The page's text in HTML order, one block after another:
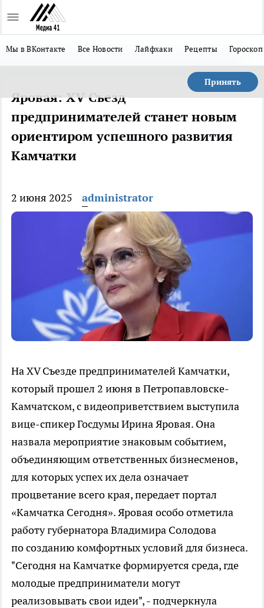
Мы в ВКонтакте Все Новости Лайфхаки Рецепты Гороскоп
Принять
Яровая: XV Съезд
предпринимателей станет новым
ориентиром успешного развития
Камчатки
2 июня 2025 administrator
На XV Съезде предпринимателей Камчатки,
который прошел 2 июня в Петропавловске-
Камчатском, с видеоприветствием выступила
вице-спикер Госдумы Ирина Яровая. Она
назвала мероприятие знаковым событием,
объединяющим ответственных бизнесменов,
для которых успех их дела означает
процветание всего края, передает портал
«Камчатка Сегодня». Яровая особо отметила
работу губернатора Владимира Солодова
по созданию комфортных условий для бизнеса.
"Сегодня на Камчатке формируется среда, где
молодые предприниматели могут
реализовывать свои идеи", - подчеркнула